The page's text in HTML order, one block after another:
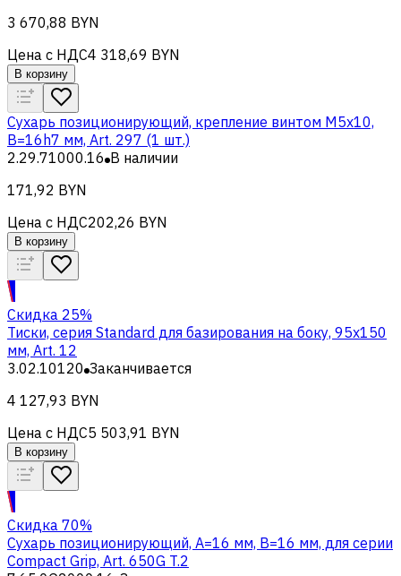
3 670,88 BYN
Цена с НДС4 318,69 BYN
В корзину
Cухарь позиционирующий, крепление винтом M5x10,
B=16h7 мм, Art. 297 (1 шт.)
2.29.71000.16 В наличии
171,92 BYN
Цена с НДС202,26 BYN
В корзину
Скидка 25%
Тиски, серия Standard для базирования на боку, 95x150
мм, Art. 12
3.02.10120 Заканчивается
4 127,93 BYN
Цена с НДС5 503,91 BYN
В корзину
Скидка 70%
Cухарь позиционирующий, A=16 мм, B=16 мм, для серии
Compact Grip, Art. 650G T.2